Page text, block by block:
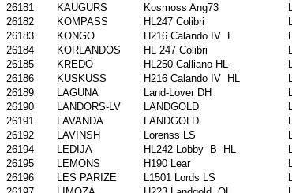
26181
KAUGURS Kosmoss Ang73
26182
KOMPASS HL247 Colibri
26183
KONGO H216 Calando IV L
26184
KORLANDOS HL 247 Colibri
26185
KREDO HL250 Calliano HL
26186
KUSKUSS H216 Calando IV HL
26189
LAGUNA Land-Lover DH
26190
LANDORS-LV LANDGOLD
26191
LAVANDA LANDGOLD
26192
LAVINSH Lorenss LS
26194
LEDIJA HL242 Lobby -B HL
26195
LEMONS H190 Lear
26196
LES PARIZE L1501 Lords LS